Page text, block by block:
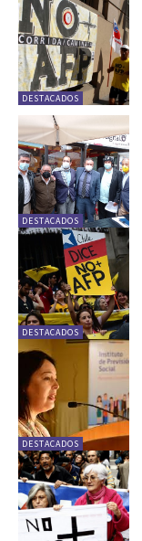
DESTACADOS
DESTACADOS
DESTACADOS
DESTACADOS